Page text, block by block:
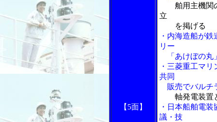
【5面】
舶用主機関
立
を掲げる
・内海造船が
リー
「あけぼの丸
・三菱重工マ
共同
販売でバルチ
軸発電装置
・日本船舶電
議・技